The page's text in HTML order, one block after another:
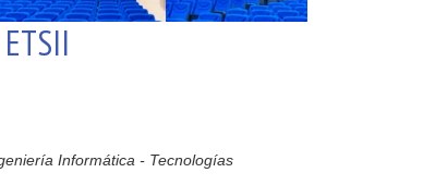
Informática - Tecnologías